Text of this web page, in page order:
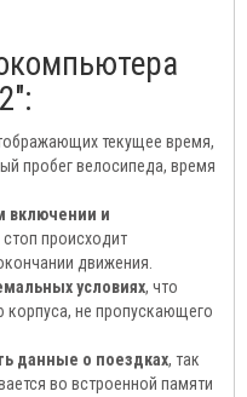
текущее время,
пробег велосипеда, время
включении и
стоп происходит
движения.
условиях, что
корпуса, не пропускающего
данные о поездках, так
во встроенной памяти